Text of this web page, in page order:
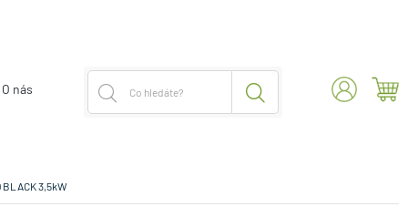
BLACK 3,5kW
O nás